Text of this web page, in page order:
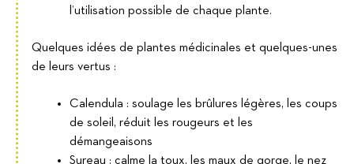
l’utilisation possible de chaque plante.
Quelques idées de plantes médicinales et quelques-unes
de leurs vertus :
Calendula : soulage les brûlures légères, les coups
de soleil, réduit les rougeurs et les
démangeaisons
Sureau : calme la toux, les maux de gorge, le nez